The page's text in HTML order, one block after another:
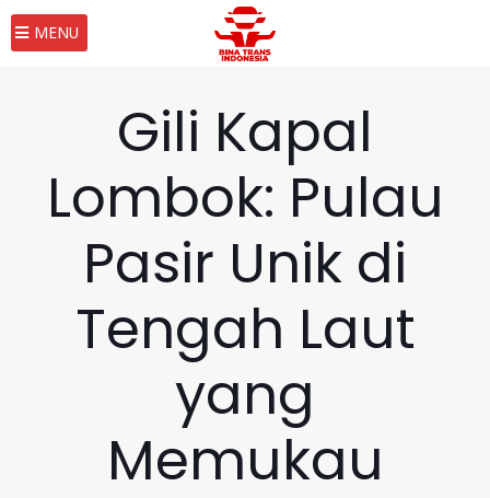
MENU
Gili Kapal
Lombok: Pulau
Pasir Unik di
Tengah Laut
yang
Memukau